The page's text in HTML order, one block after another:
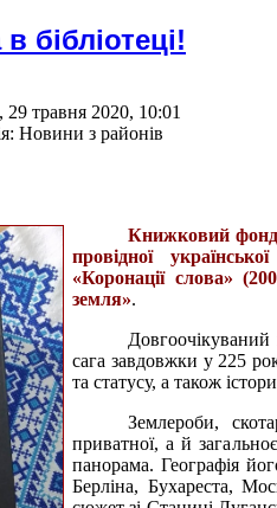
бібліотеці!
травня 2020, 10:01
Новини з районів
Книжковий фонд
провідної
«Коронації слова»
земля».
сага завдовжки у 225
та статусу, а також
Землероби,
приватної, а й
панорама. Географія
Берліна, Бухареста,